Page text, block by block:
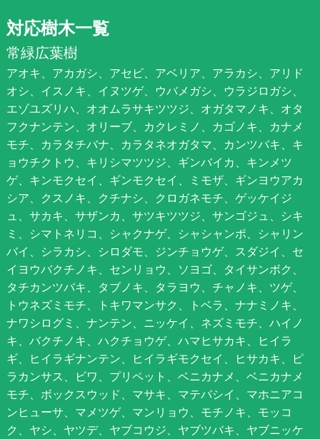
対応樹木一覧
常緑広葉樹
アオキ、アカガシ、アセビ、アベリア、アラカシ、アリド
オシ、イスノキ、イヌツゲ、ウバメガシ、ウラジロガシ、
エゾユズリハ、オオムラサキツツジ、オガタマノキ、オタ
フクナンテン、オリーブ、カクレミノ、カゴノキ、カナメ
モチ、カラタチバナ、カラタネオガタマ、カンツバキ、キ
ョウチクトウ、キリシマツツジ、ギンバイカ、キンメツ
ゲ、キンモクセイ、ギンモクセイ、ミモザ、ギンヨウアカ
シア、クスノキ、クチナシ、クロガネモチ、ゲッケイジ
ュ、サカキ、サザンカ、サツキツツジ、サンゴジュ、シキ
ミ、シマトネリコ、シャクナゲ、シャシャンポ、シャリン
バイ、シラカシ、シロダモ、ジンチョウゲ、スダジイ、セ
イヨウバクチノキ、センリョウ、ソヨゴ、タイサンボク、
タチカンツバキ、タブノキ、タラヨウ、チャノキ、ツゲ、
トウネズミモチ、トキワマンサク、トベラ、ナナミノキ、
ナワシログミ、ナンテン、ニッケイ、ネズミモチ、ハイノ
キ、バクチノキ、ハクチョウゲ、ハマヒサカキ、ヒイラ
ギ、ヒイラギナンテン、ヒイラギモクセイ、ヒサカキ、ピ
ラカンサス、ビワ、プリペット、ベニカナメ、ベニカナメ
モチ、ボックスウッド、マサキ、マテバシイ、マホニアコ
ンヒューサ、マメツゲ、マンリョウ、モチノキ、モッコ
ク、ヤシ、ヤツデ、ヤブコウジ、ヤブツバキ、ヤブニッケ